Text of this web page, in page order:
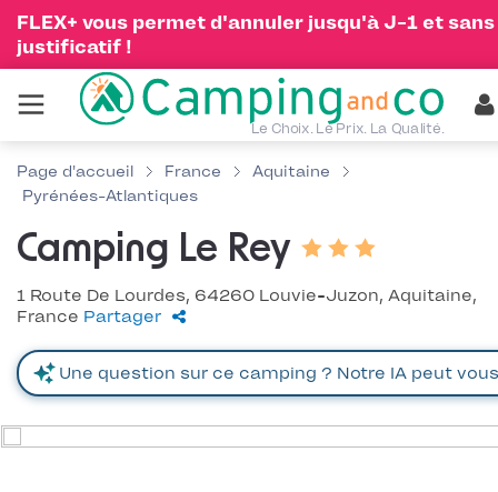
FLEX+ vous permet d'annuler jusqu'à J-1 et sans
justificatif !
Le Choix. Le Prix. La Qualité.
Page d'accueil France
Aquitaine
Pyrénées-Atlantiques
Camping Le Rey
1 Route De Lourdes, 64260 Louvie-Juzon, Aquitaine,
France Partager